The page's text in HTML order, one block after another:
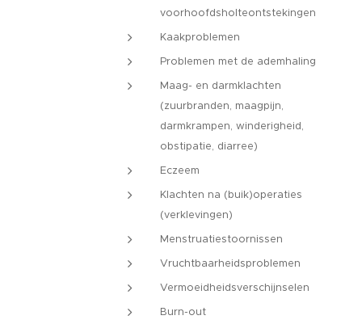
voorhoofdsholteontstekingen
Kaakproblemen
Problemen met de ademhaling
Maag- en darmklachten
(zuurbranden, maagpijn,
darmkrampen, winderigheid,
obstipatie, diarree)
Eczeem
Klachten na (buik)operaties
(verklevingen)
Menstruatiestoornissen
Vruchtbaarheidsproblemen
Vermoeidheidsverschijnselen
Burn-out